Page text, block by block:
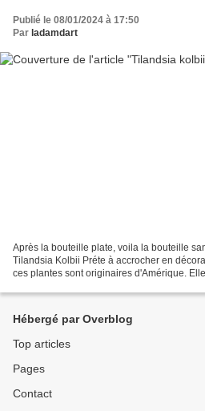
Publié le 08/01/2024 à 17:50
Par ladamdart
Après la bouteille plate, voila la bouteille
Tilandsia Kolbii Préte à accrocher en
ces plantes sont originaires d'Amérique.
Hébergé par Overblog
Top articles
Pages
Contact